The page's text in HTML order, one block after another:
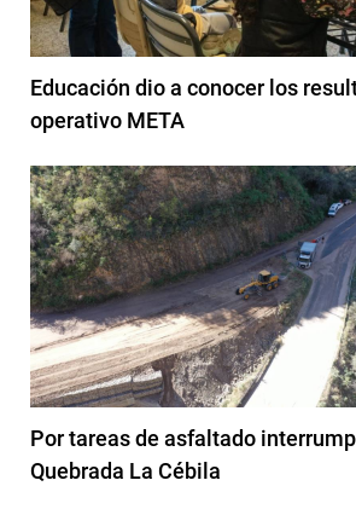
Educación dio a conocer los
operativo META
Por tareas de asfaltado
Quebrada La Cébila